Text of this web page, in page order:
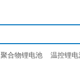
聚合物锂电池 温控锂电